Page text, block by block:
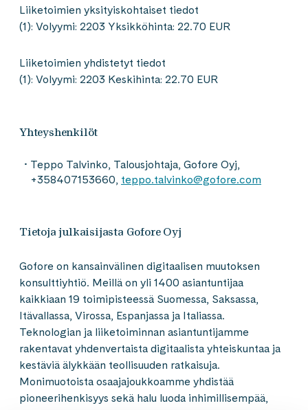
Liiketoimien yksityiskohtaiset tiedot
(1): Volyymi: 2203 Yksikköhinta: 22.70 EUR
Liiketoimien yhdistetyt tiedot
(1): Volyymi: 2203 Keskihinta: 22.70 EUR
Yhteyshenkilöt
Teppo Talvinko, Talousjohtaja, Gofore Oyj,
+358407153660, teppo.talvinko@gofore.com
Tietoja julkaisijasta Gofore Oyj
Gofore on kansainvälinen digitaalisen muutoksen
konsulttiyhtiö. Meillä on yli 1400 asiantuntijaa
kaikkiaan 19 toimipisteessä Suomessa, Saksassa,
Itävallassa, Virossa, Espanjassa ja Italiassa.
Teknologian ja liiketoiminnan asiantuntijamme
rakentavat yhdenvertaista digitaalista yhteiskuntaa ja
kestäviä älykkään teollisuuden ratkaisuja.
Monimuotoista osaajajoukkoamme yhdistää
pioneerihenkisyys sekä halu luoda inhimillisempää,